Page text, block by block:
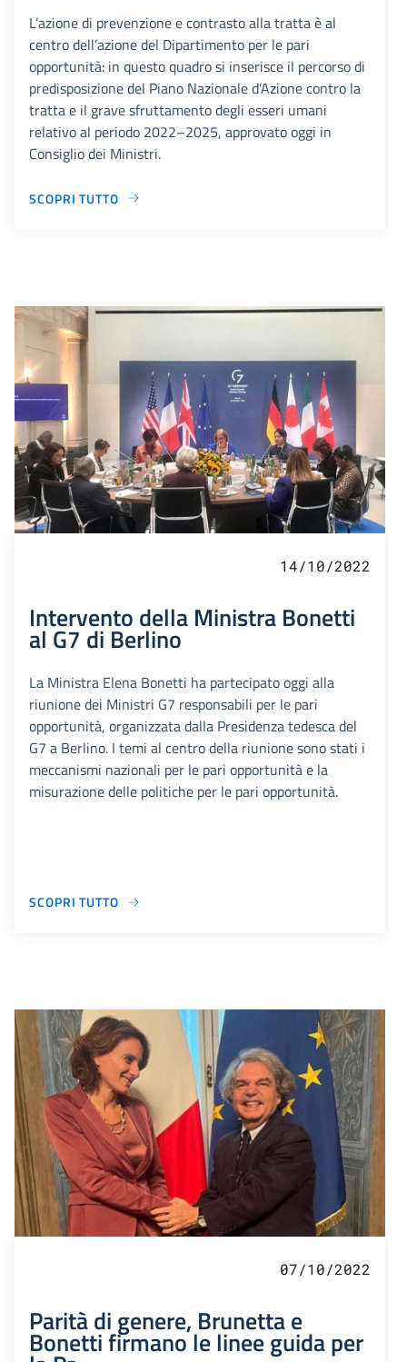
L’azione di prevenzione e contrasto alla tratta è al
centro dell’azione del Dipartimento per le pari
opportunità: in questo quadro si inserisce il percorso di
predisposizione del Piano Nazionale d’Azione contro la
tratta e il grave sfruttamento degli esseri umani
relativo al periodo 2022–2025, approvato oggi in
Consiglio dei Ministri.
SCOPRI TUTTO
14/10/2022
Intervento della Ministra Bonetti
al G7 di Berlino
La Ministra Elena Bonetti ha partecipato oggi alla
riunione dei Ministri G7 responsabili per le pari
opportunità, organizzata dalla Presidenza tedesca del
G7 a Berlino. I temi al centro della riunione sono stati i
meccanismi nazionali per le pari opportunità e la
misurazione delle politiche per le pari opportunità.
SCOPRI TUTTO
07/10/2022
Parità di genere, Brunetta e
Bonetti firmano le linee guida per